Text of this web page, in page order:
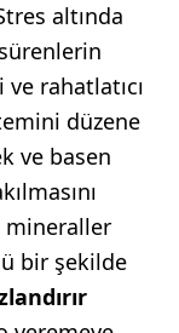
altında
rahatlatıcı
düzene
ve basen
mineraller
bir şekilde